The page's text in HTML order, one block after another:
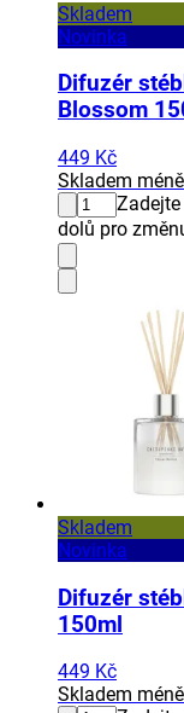
Skladem
Novinka
Difuzér
Blossom
449 Kč
Skladem
dolů pro
Skladem
Novinka
Difuzér
150ml
449 Kč
Skladem